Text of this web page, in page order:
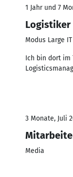
1 Jahr und 7
Logistiker
Modus Large
Ich bin dort im
3 Monate, Juli
Media